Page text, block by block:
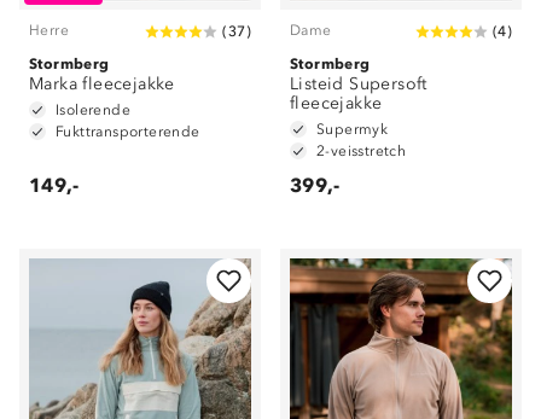
Herre (37)
Stormberg
Marka fleecejakke
Isolerende
Fukttransporterende
149,-
Dame (4)
Stormberg
Listeid Supersoft
fleecejakke
Supermyk
2-veisstretch
399,-